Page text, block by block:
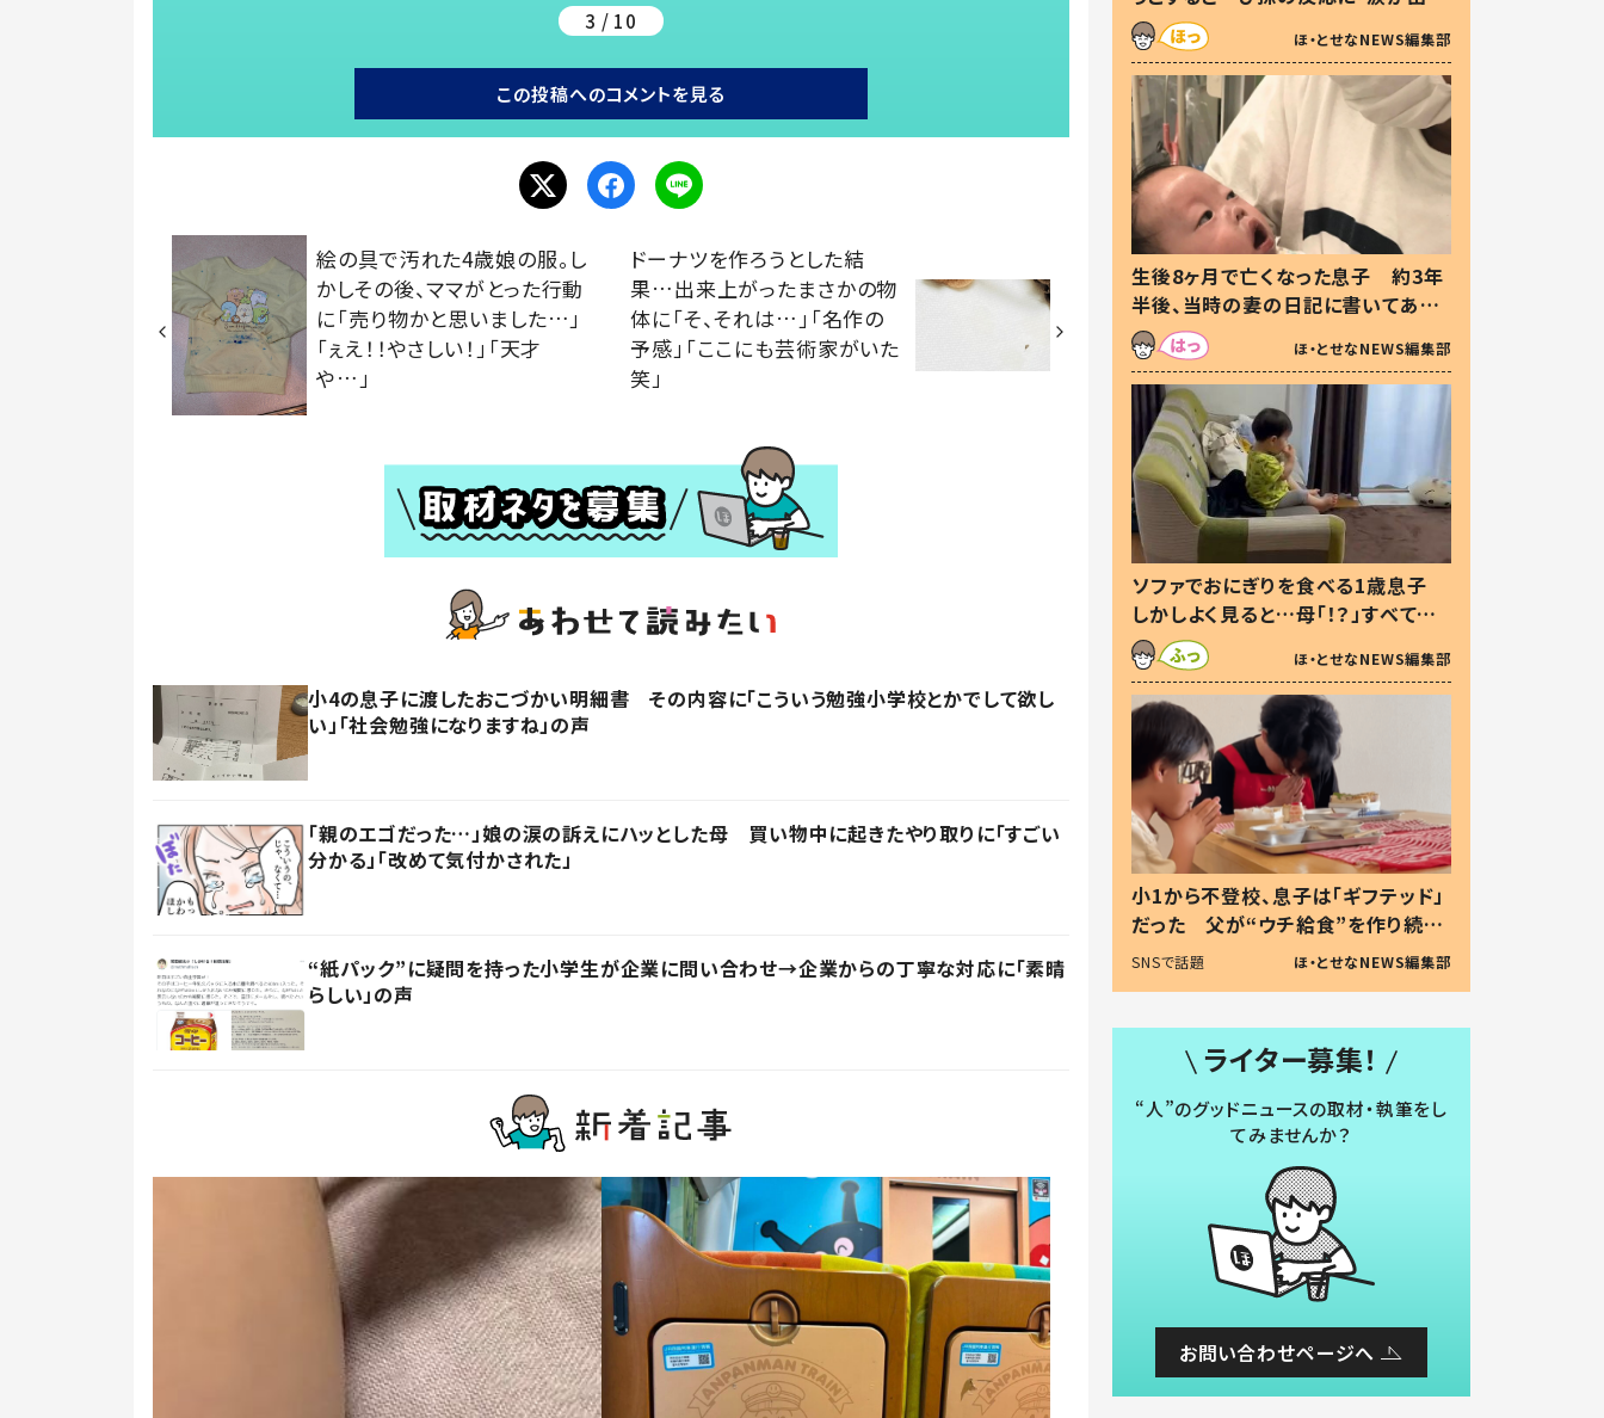
3 / 10
この投稿へのコメントを見る
絵の具で汚れた4歳娘の服。し
かしその後、ママがとった行動
に「売り物かと思いました…」
「ぇえ！！やさしい！」「天才
や…」
ドーナツを作ろうとした結
果…出来上がったまさかの物
体に「そ、それは…」「名作の
予感」「ここにも芸術家がいた
笑」
小4の息子に渡したおこづかい明細書 その内容に「こういう勉強小学校とかでして欲し
い」「社会勉強になりますね」の声
「親のエゴだった…」娘の涙の訴えにハッとした母 買い物中に起きたやり取りに「すごい
分かる」「改めて気付かされた」
“紙パック”に疑問を持った小学生が企業に問い合わせ→企業からの丁寧な対応に「素晴
らしい」の声
した」「可愛くて仕方ない」
ほ・とせなNEWS編集部
生後8ヶ月で亡くなった息子 約3年
半後、当時の妻の日記に書いてあっ
た本音とは
ほ・とせなNEWS編集部
ソファでおにぎりを食べる1歳息子
しかしよく見ると…母「！？」すべてを
察した母の投稿に「可愛いから許
す！」「現行犯〜」
ほ・とせなNEWS編集部
小1から不登校、息子は「ギフテッド」
だった 父が“ウチ給食”を作り続け
る理由とは #令和の親 #令和の子
SNSで話題 ほ・とせなNEWS編集部
ライター募集！
“人”のグッドニュースの取材・執筆をし
てみませんか？
お問い合わせページへ